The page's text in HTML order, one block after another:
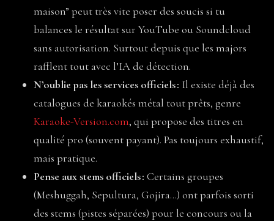
maison” peut très vite poser des soucis si tu
balances le résultat sur YouTube ou Soundcloud
sans autorisation. Surtout depuis que les majors
rafflent tout avec l’IA de détection.
N’oublie pas les services officiels : Il existe déjà des
catalogues de karaokés métal tout prêts, genre
Karaoke-Version.com, qui propose des titres en
qualité pro (souvent payant). Pas toujours exhaustif,
mais pratique.
Pense aux stems officiels : Certains groupes
(Meshuggah, Sepultura, Gojira…) ont parfois sorti
des stems (pistes séparées) pour le concours ou la